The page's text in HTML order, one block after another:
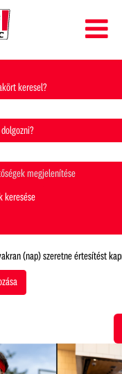
keresel?
megjelenítése
(nap) szeretne értesítést